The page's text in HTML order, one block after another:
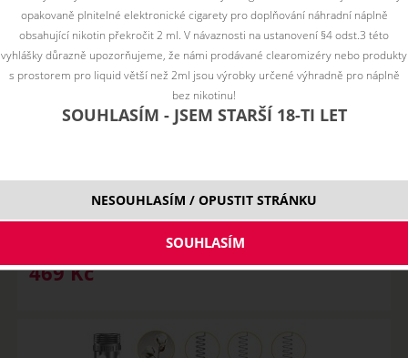
NENÍ SKLADEM
469Kč
opakovaně plnitelné elektronické cigarety pro doplňování náhradní náplně
obsahující nikotin překročit 2 ml. V návaznosti na ustanovení §4 odst.3 této
vyhlášky důrazně upozorňujeme, že námi prodávané clearomizéry nebo produkty
s prostorem pro liquid větší než 2ml jsou výrobky určené výhradně pro náplně
bez nikotinu!
SOUHLASÍM - JSEM STARŠÍ 18-TI LET
NESOUHLASÍM / OPUSTIT STRÁNKU